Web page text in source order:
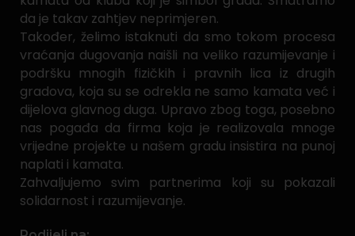
da je takav zahtjev neprimjeren.
Također, želimo istaknuti da smo tokom procesa
vraćanja dugovanja naišli na veliko razumijevanje i
podršku mnogih fizičkih i pravnih lica iz drugih
gradova, koja su se odrekla ne samo kamata već i
dijelova glavnog duga. Upravo zbog toga, posebno
nas pogađa da firma koja je realizovala mnoge
vrijedne projekte u našem gradu insistira na punoj
naplati i kamata.
Zahvaljujemo svim partnerima koji su pokazali
solidarnost i razumijevanje.